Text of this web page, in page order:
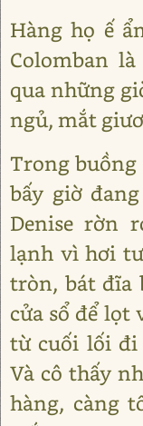
Hàng họ ế
Colomban
qua những
ngủ, mắt
Trong buồng
bấy giờ
Denise rờn
lạnh vì hơi
tròn, bát đĩa
cửa sổ để lọt
từ cuối lối đi
Và cô thấy
hàng, càng